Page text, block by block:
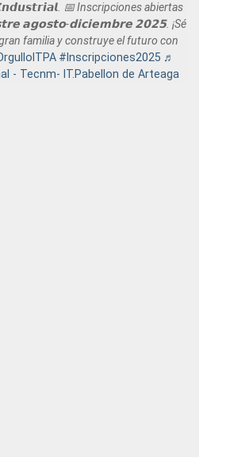
📅 Inscripciones abiertas
𝗮𝗴𝗼𝘀𝘁𝗼-𝗱𝗶𝗰𝗶𝗲𝗺𝗯𝗿𝗲 𝟮𝟬𝟮𝟱. ¡Sé
familia y construye el futuro con
#Inscripciones2025 ♬
- Tecnm- IT.Pabellon de Arteaga